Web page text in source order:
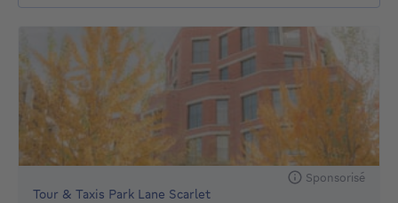
Sponsorisé
Tour & Taxis Park Lane Scarlet